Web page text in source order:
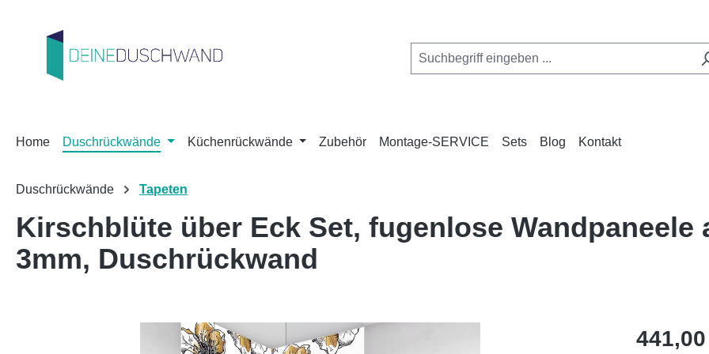
Home Duschrückwände Küchenrückwände Zubehör Montage-SERVICE Sets Blog Kontakt
Duschrückwände Tapeten
Kirschblüte über Eck Set, fugenlose Wandpaneele
3mm, Duschrückwand
Regulärer